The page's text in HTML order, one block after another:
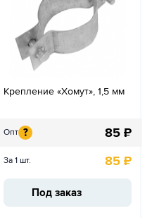
Крепление «Хомут», 1,5 мм
Опт ? 85 ₽
За 1 шт. 85 ₽
Под заказ